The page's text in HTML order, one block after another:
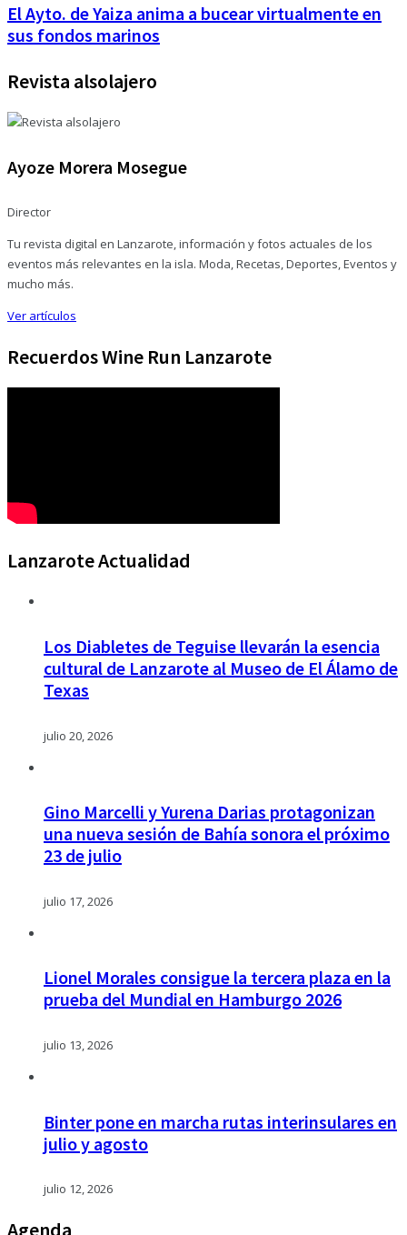
El Ayto. de Yaiza anima a bucear virtualmente en
sus fondos marinos
Revista alsolajero
Ayoze Morera Mosegue
Director
Tu revista digital en Lanzarote, información y fotos actuales de los
eventos más relevantes en la isla. Moda, Recetas, Deportes, Eventos y
mucho más.
Ver artículos
Recuerdos Wine Run Lanzarote
Lanzarote Actualidad
Los Diabletes de Teguise llevarán la esencia
cultural de Lanzarote al Museo de El Álamo de
Texas
julio 20, 2026
Gino Marcelli y Yurena Darias protagonizan
una nueva sesión de Bahía sonora el próximo
23 de julio
julio 17, 2026
Lionel Morales consigue la tercera plaza en la
prueba del Mundial en Hamburgo 2026
julio 13, 2026
Binter pone en marcha rutas interinsulares en
julio y agosto
julio 12, 2026
Agenda